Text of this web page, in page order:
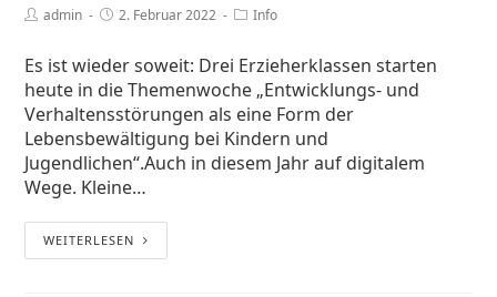
admin 2. Februar 2022 Info
Es ist wieder soweit: Drei Erzieherklassen starten
heute in die Themenwoche „Entwicklungs- und
Verhaltensstörungen als eine Form der
Lebensbewältigung bei Kindern und
Jugendlichen“.Auch in diesem Jahr auf digitalem
Wege. Kleine…
WEITERLESEN